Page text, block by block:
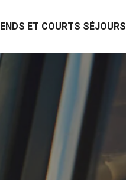
ET COURTS SÉJOURS